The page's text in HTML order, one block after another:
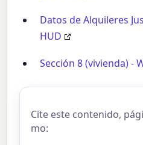
Datos de Alquileres
HUD
Sección 8 (vivienda) -
Cite este contenido,
mo: